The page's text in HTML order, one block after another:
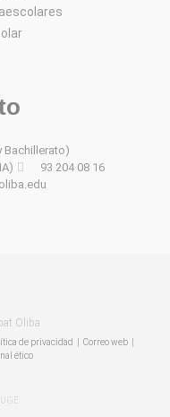
Bachillerato)
93 204 08 16
Oliba
de privacidad Correo web|
ético